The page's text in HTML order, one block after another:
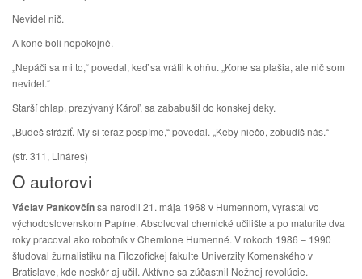
Nevidel nič.
A kone boli nepokojné.
„Nepáči sa mi to,“ povedal, keď sa vrátil k ohňu. „Kone sa plašia, ale nič som
nevidel.“
Starší chlap, prezývaný Károľ, sa zababušil do konskej deky.
„Budeš strážiť. My si teraz pospíme,“ povedal. „Keby niečo, zobudíš nás.“
(str. 311, Lináres)
O autorovi
Václav Pankovčínsa narodil 21. mája 1968 v Humennom, vyrastal vo
východoslovenskom Papíne. Absolvoval chemické učilište a po maturite dva
roky pracoval ako robotník v Chemlone Humenné. V rokoch 1986 – 1990
študoval žurnalistiku na Filozofickej fakulte Univerzity Komenského v
Bratislave, kde neskôr aj učil. Aktívne sa zúčastnil Nežnej revolúcie.